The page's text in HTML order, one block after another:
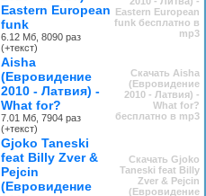
Eastern European
funk
6.12 Мб, 8090 раз
(+текст)
Eastern European
funk бесплатно в
mp3
Aisha
(Евровидение
2010 - Латвия) -
What for?
7.01 Мб, 7904 раз
(+текст)
Скачать Aisha
(Евровидение
2010 - Латвия) -
What for?
бесплатно в mp3
Gjoko Taneski
feat Billy Zver &
Pejcin
(Евровидение
Скачать Gjoko
Taneski feat Billy
Zver & Pejcin
(Евровидение